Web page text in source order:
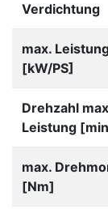
Verdichtung
max.
[kW/PS]
Drehzahl
Leistung [min
max.
[Nm]